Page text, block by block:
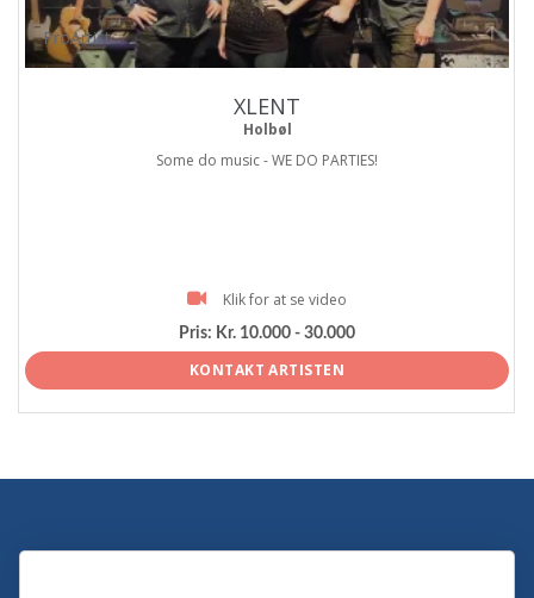
ProArtist
XLENT
Holbøl
Some do music - WE DO PARTIES!
Klik for at se video
Pris: Kr. 10.000 - 30.000
KONTAKT ARTISTEN